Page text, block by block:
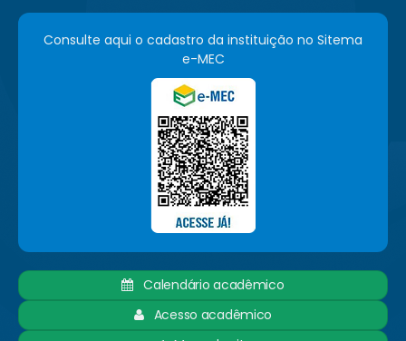
Consulte aqui o cadastro da instituição no Sitema
e-MEC
Calendário acadêmico
Acesso acadêmico